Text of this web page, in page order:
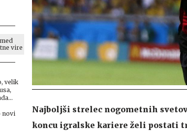
vire
velik
novi
Najboljši strelec nogometnih
koncu igralske kariere želi postati